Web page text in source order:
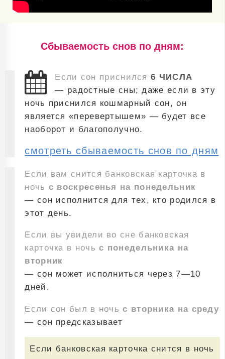
Cбываемость снов по дням:
Если сон приснился 6 ЧИСЛА
— радостные сны; даже если в эту
ночь приснился кошмарный сон, он
является «перевертышем» — будет все
наоборот и благополучно.
смотреть сбываемость снов по дням
Если вам снится банковская карточка в
ночь с воскресенья на понедельник
— сон исполнится для тех, кто родился в
этот день.
Если вы увидели во сне банковская
карточка в ночьс понедельника на
вторник
— сон может исполниться через 7—10
дней.
Если сон был в ночьс вторника на среду
— сон предсказывает
Если банковская карточка снится в ночь